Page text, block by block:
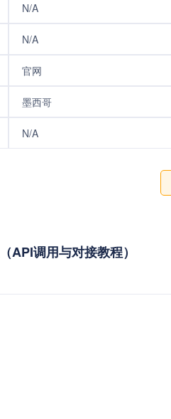
N/A
N/A
官网
墨西哥
N/A
API调用与对接教程）